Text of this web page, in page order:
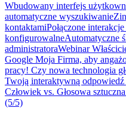
Wbudowany interfejs
automatyczne wyszukiwanie
kontaktamiPołączone
konfigurowalneAutomatyczne
administratoraWebinar
Google Moja Firma, aby
pracy! Czy nowa technologia
Twoją interaktywną odpowiedź
Człowiek vs. Głosowa
(5/5)